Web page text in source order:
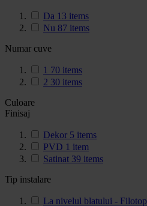
Da 13 items
Nu 87 items
Numar cuve
1 70 items
2 30 items
Culoare
Finisaj
Dekor 5 items
PVD 1 item
Satinat 39 items
Tip instalare
La nivelul blatului - Filotop